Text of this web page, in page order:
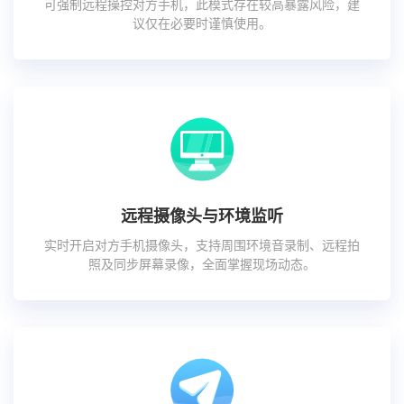
可强制远程操控对方手机，此模式存在较高暴露风险，建
议仅在必要时谨慎使用。
远程摄像头与环境监听
实时开启对方手机摄像头，支持周围环境音录制、远程拍
照及同步屏幕录像，全面掌握现场动态。